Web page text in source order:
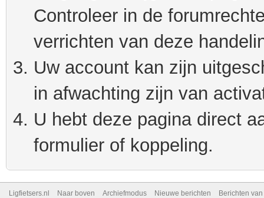
Controleer in de
verrichten van deze
Uw account kan zijn
in afwachting zijn van
U hebt deze pagina direct
formulier of koppeling.
Ligfietsers.nl Naar boven Archiefmodus Nieuwe berichten Berichten